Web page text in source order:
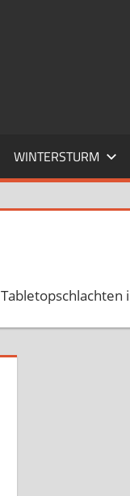
WINTERSTURM